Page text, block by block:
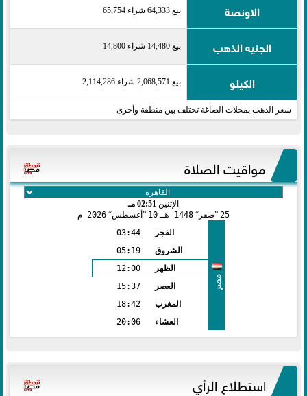
الاونصة بيع 64,333 شراء 65,754
الجنيه الذهب بيع 14,480 شراء 14,800
الكيلو بيع 2,068,571 شراء 2,114,286
سعر الذهب بمحلات الصاغة تختلف بين منطقة وأخرى
مواقيت الصلاة
الإثنين 02:51 مـ
25 صفر 1448 هـ 10 أغسطس 2026 م
مصر
الفجر
03:44
الشروق
05:19
الظهر
12:00
العصر
15:37
المغرب
18:42
العشاء
20:06
استطلاع الرأي